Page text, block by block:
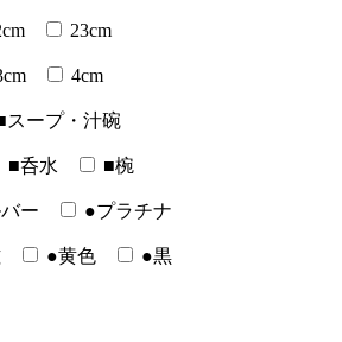
23cm
4cm
スープ・汁碗
■呑水 ■椀
ー ●プラチナ
●黄色 ●黒